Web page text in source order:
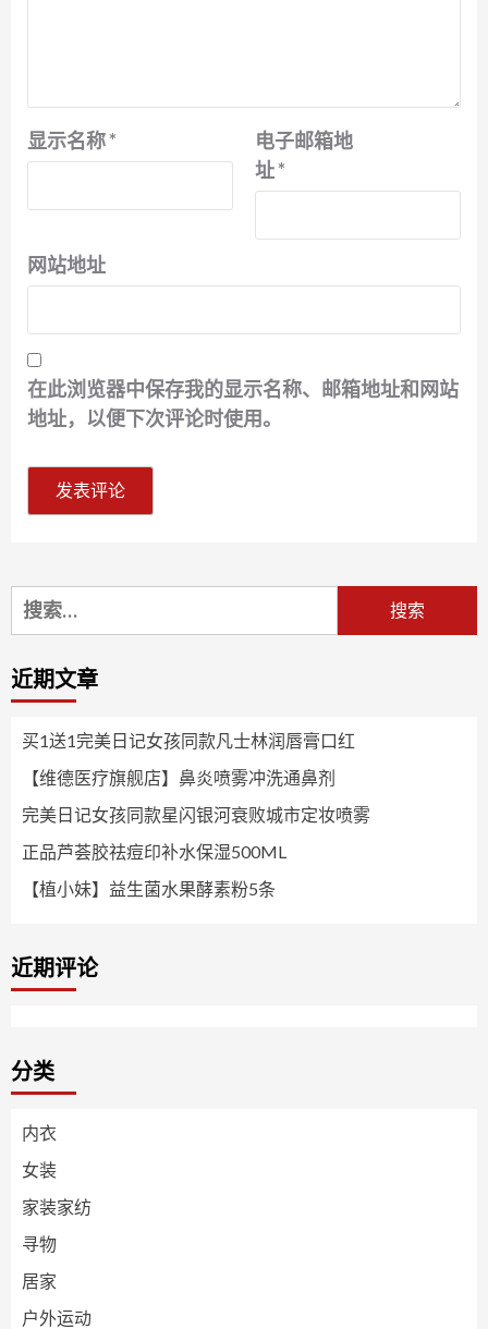
显示名称*
电子邮箱地
址*
网站地址
在此浏览器中保存我的显示名称、邮箱地址和网站
地址，以便下次评论时使用。
搜
索：
近期文章
买1送1完美日记女孩同款凡士林润唇膏口红
【维德医疗旗舰店】鼻炎喷雾冲洗通鼻剂
完美日记女孩同款星闪银河衰败城市定妆喷雾
正品芦荟胶祛痘印补水保湿500ML
【植小妹】益生菌水果酵素粉5条
近期评论
分类
内衣
女装
家装家纺
寻物
居家
户外运动